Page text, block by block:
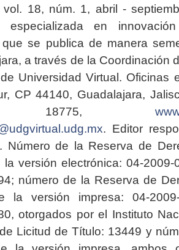
vol. 18, núm. 1, abril -
especializada en
que se publica de manera
a través de la Coordinación
Universidad Virtual. Oficinas
CP 44140, Guadalajara,
18775,
. Editor
Número de la Reserva de
la versión electrónica: 04-2009-
número de la Reserva de
la versión impresa: 04-2009-
otorgados por el Instituto
Licitud de Título: 13449 y